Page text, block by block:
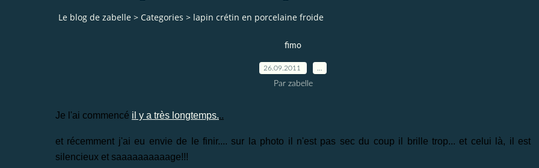
Le blog de zabelle > Categories > lapin crétin en porcelaine froide
fimo
26.09.2011
Par zabelle
Je l'ai commencé il y a très longtemps...
et récemment j'ai eu envie de le finir.... sur la photo il n'est pas sec du coup il brille trop... et celui là, il est
silencieux et saaaaaaaaaage!!!